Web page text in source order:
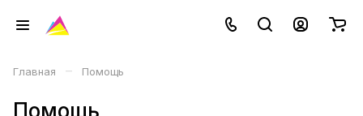
Главная – Помощь
Помощь